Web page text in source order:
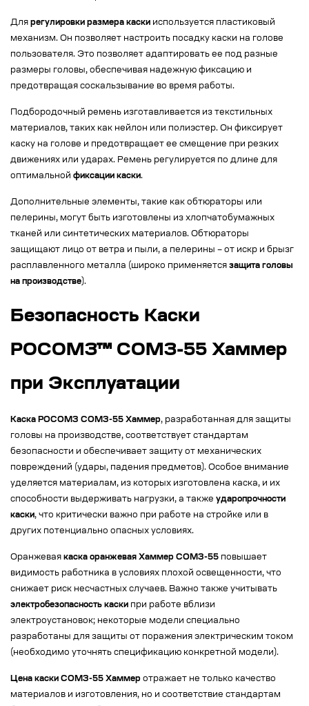
Для регулировки размера каски используется пластиковый
механизм. Он позволяет настроить посадку каски на голове
пользователя. Это позволяет адаптировать ее под разные
размеры головы, обеспечивая надежную фиксацию и
предотвращая соскальзывание во время работы.
Подбородочный ремень изготавливается из текстильных
материалов, таких как нейлон или полиэстер. Он фиксирует
каску на голове и предотвращает ее смещение при резких
движениях или ударах. Ремень регулируется по длине для
оптимальной фиксации каски.
Дополнительные элементы, такие как обтюраторы или
пелерины, могут быть изготовлены из хлопчатобумажных
тканей или синтетических материалов. Обтюраторы
защищают лицо от ветра и пыли, а пелерины – от искр и брызг
расплавленного металла (широко применяется защита головы
на производстве).
Безопасность Каски
РОСОМЗ™ СОМЗ-55 Хаммер
при Эксплуатации
Каска РОСОМЗ СОМЗ-55 Хаммер, разработанная для защиты
головы на производстве, соответствует стандартам
безопасности и обеспечивает защиту от механических
повреждений (удары, падения предметов). Особое внимание
уделяется материалам, из которых изготовлена каска, и их
способности выдерживать нагрузки, а также ударопрочности
каски, что критически важно при работе на стройке или в
других потенциально опасных условиях.
Оранжевая каска оранжевая Хаммер СОМЗ-55 повышает
видимость работника в условиях плохой освещенности, что
снижает риск несчастных случаев. Важно также учитывать
электробезопасность каски при работе вблизи
электроустановок; некоторые модели специально
разработаны для защиты от поражения электрическим током
(необходимо уточнять спецификацию конкретной модели).
Цена каски СОМЗ-55 Хаммер отражает не только качество
материалов и изготовления, но и соответствие стандартам